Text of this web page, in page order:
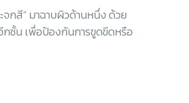
จกสี” มาฉาบผิวด้านหนึ่ง ด้วย
กชั้น เพื่อป้องกันการขูดขีดหรือ